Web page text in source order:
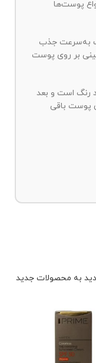
پوست‌ها
به‌سرعت جذب
بر روی پوست
رنگ است و بعد
پوست باقی
به محصولات جدید